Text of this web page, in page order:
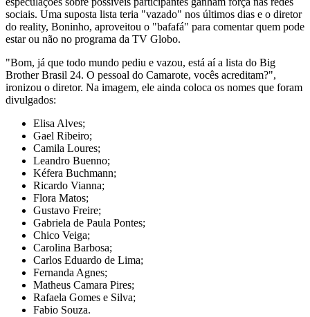
sociais. Uma suposta lista teria "vazado" nos últimos dias e o diretor
do reality, Boninho, aproveitou o "bafafá" para comentar quem pode
estar ou não no programa da TV Globo.
"Bom, já que todo mundo pediu e vazou, está aí a lista do Big
Brother Brasil 24. O pessoal do Camarote, vocês acreditam?",
ironizou o diretor. Na imagem, ele ainda coloca os nomes que foram
divulgados:
Elisa Alves;
Gael Ribeiro;
Camila Loures;
Leandro Buenno;
Kéfera Buchmann;
Ricardo Vianna;
Flora Matos;
Gustavo Freire;
Gabriela de Paula Pontes;
Chico Veiga;
Carolina Barbosa;
Carlos Eduardo de Lima;
Fernanda Agnes;
Matheus Camara Pires;
Rafaela Gomes e Silva;
Fabio Souza.